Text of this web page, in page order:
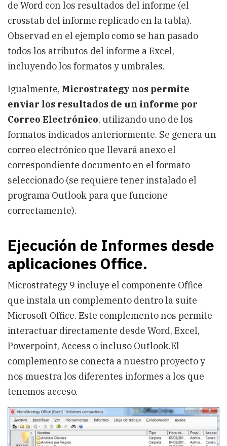
de Word con los resultados del informe (el
crosstab del informe replicado en la tabla).
Observad en el ejemplo como se han pasado
todos los atributos del informe a Excel,
incluyendo los formatos y umbrales.
Igualmente, Microstrategy nos permite
enviar los resultados de un informe por
Correo Electrónico, utilizando uno de los
formatos indicados anteriormente. Se genera un
correo electrónico que llevará anexo el
correspondiente documento en el formato
seleccionado (se requiere tener instalado el
programa Outlook para que funcione
correctamente).
Ejecución de Informes desde
aplicaciones Office.
Microstrategy 9 incluye el componente Office
que instala un complemento dentro la suite
Microsoft Office. Este complemento nos permite
interactuar directamente desde Word, Excel,
Powerpoint, Access o incluso Outlook.El
complemento se conecta a nuestro proyecto y
nos muestra los diferentes informes a los que
tenemos acceso.